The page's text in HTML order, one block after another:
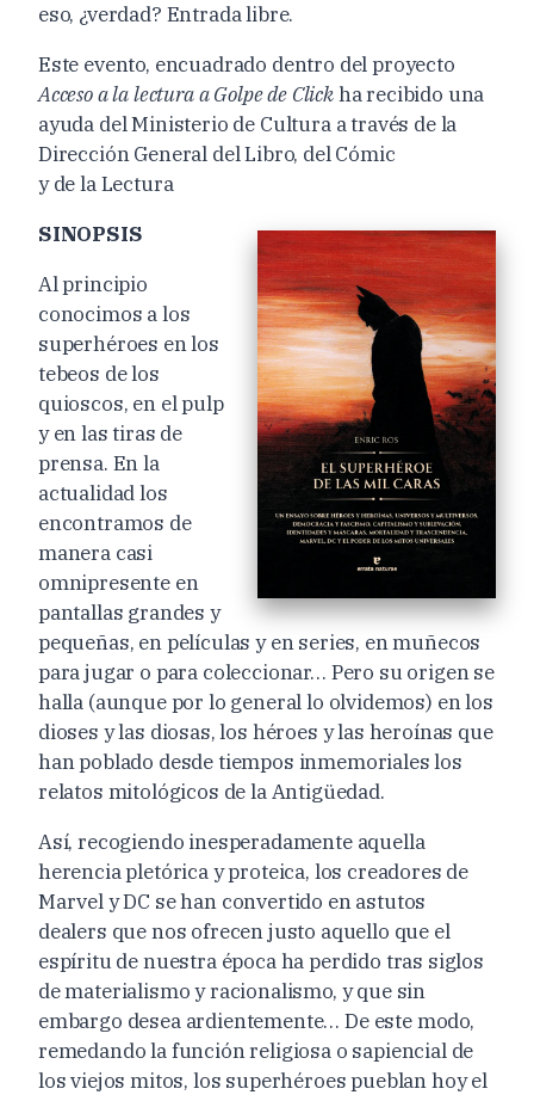
eso, ¿verdad? Entrada libre.
Este evento, encuadrado dentro del proyecto
Acceso a la lectura a Golpe de Clickha recibido una
ayuda del Ministerio de Cultura a través de la
Dirección General del Libro, del Cómic
y de la Lectura
SINOPSIS
Al principio
conocimos a los
superhéroes en los
tebeos de los
quioscos, en el pulp
y en las tiras de
prensa. En la
actualidad los
encontramos de
manera casi
omnipresente en
pantallas grandes y
pequeñas, en películas y en series, en muñecos
para jugar o para coleccionar… Pero su origen se
halla (aunque por lo general lo olvidemos) en los
dioses y las diosas, los héroes y las heroínas que
han poblado desde tiempos inmemoriales los
relatos mitológicos de la Antigüedad.
Así, recogiendo inesperadamente aquella
herencia pletórica y proteica, los creadores de
Marvel y DC se han convertido en astutos
dealers que nos ofrecen justo aquello que el
espíritu de nuestra época ha perdido tras siglos
de materialismo y racionalismo, y que sin
embargo desea ardientemente… De este modo,
remedando la función religiosa o sapiencial de
los viejos mitos, los superhéroes pueblan hoy el